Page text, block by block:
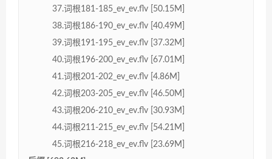
37.词根181-185_ev_ev.flv [50.15M]
38.词根186-190_ev_ev.flv [40.49M]
39.词根191-195_ev_ev.flv [37.32M]
40.词根196-200_ev_ev.flv [67.01M]
41.词根201-202_ev_ev.flv [4.86M]
42.词根203-205_ev_ev.flv [46.50M]
43.词根206-210_ev_ev.flv [30.93M]
44.词根211-215_ev_ev.flv [54.21M]
45.词根216-218_ev_ev.flv [23.69M]